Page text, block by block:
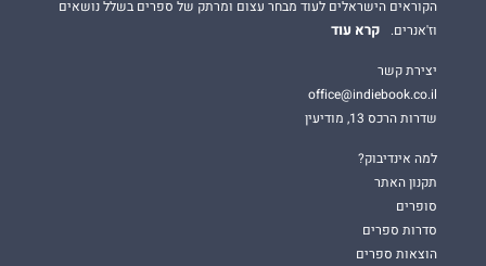
הקוראים הישראלים לעוד מבחר עצום ומרתק של ספרים בשלל נושאים
וז'אנרים.
קרא עוד
יצירת קשר
office@indiebook.co.il
שדרות הרכס 13, מודיעין
למה אינדיבוק?
תקנון האתר
סופרים
סדרות ספרים
הוצאות ספרים